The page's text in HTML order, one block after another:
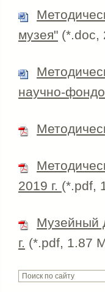
музея" (*.doc,
научно-
2019 г. (*.pdf,
Музейный
г. (*.pdf, 1.87